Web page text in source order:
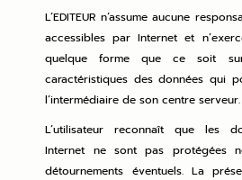
L’EDITEUR n’assume aucune
accessibles par Internet et
quelque forme que ce soit
caractéristiques des données qui
l’intermédiaire de son centre serveur.
L’utilisateur reconnaît que les
Internet ne sont pas protégées
détournements éventuels. La